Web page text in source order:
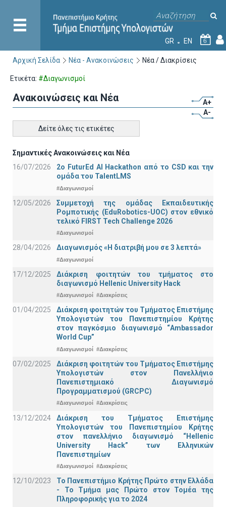
GR EN 6
Αρχική Σελίδα Νέα - Ανακοινώσεις Νέα / Διακρίσεις
Ετικέτα: #Διαγωνισμοί
Ανακοινώσεις και Νέα
A+
A-
Δείτε όλες τις ετικέτες
Σημαντικές Ανακοινώσεις και Νέα
16/07/2026
2o FuturEd AI Hackathon από το CSD και την
ομάδα του TalentLMS
#Διαγωνισμοί
12/05/2026
Συμμετοχή της ομάδας Εκπαιδευτικής
Ρομποτικής (EduRobotics-UOC) στον εθνικό
τελικό FIRST Tech Challenge 2026
#Διαγωνισμοί
28/04/2026 Διαγωνισμός «Η διατριβή μου σε 3 λεπτά»
#Διαγωνισμοί
17/12/2025
Διάκριση φοιτητών του τμήματος στο
διαγωνισμό Hellenic University Hack
#Διαγωνισμοί #Διακρίσεις
01/04/2025
Διάκριση φοιτητών του Τμήματος Επιστήμης
Υπολογιστών του Πανεπιστημίου Κρήτης
στον παγκόσμιο διαγωνισμό “Ambassador
World Cup”
#Διαγωνισμοί #Διακρίσεις
07/02/2025
Διάκριση φοιτητών του Τμήματος Επιστήμης
Υπολογιστών στον Πανελλήνιο
Πανεπιστημιακό Διαγωνισμό
Προγραμματισμού (GRCPC)
#Διαγωνισμοί #Διακρίσεις
13/12/2024
Διάκριση του Τμήματος Επιστήμης
Υπολογιστών του Πανεπιστημίου Κρήτης
στον πανελλήνιο διαγωνισμό “Hellenic
University Hack” των Ελληνικών
Πανεπιστημίων
#Διαγωνισμοί #Διακρίσεις
12/10/2023
Το Πανεπιστήμιο Κρήτης Πρώτο στην Ελλάδα
- Το Τμήμα μας Πρώτο στον Τομέα της
Πληροφορικής για το 2024